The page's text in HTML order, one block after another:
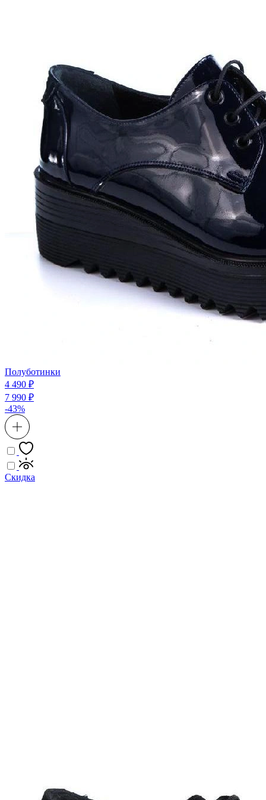
Полуботинки
4 490 ₽
7 990 ₽
-43%
Скидка